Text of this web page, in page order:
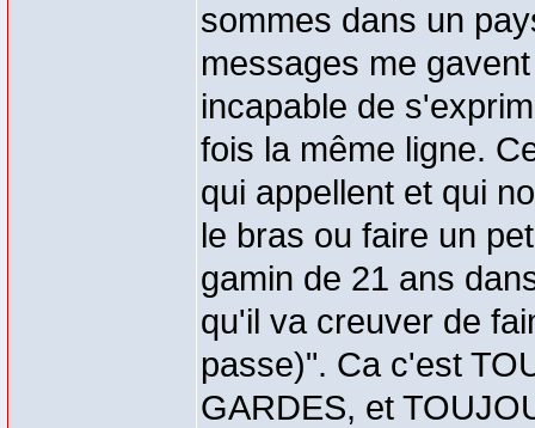
sommes dans un
messages me
incapable de
fois la même ligne.
qui appellent et qui
le bras ou faire un
gamin de 21 ans
qu'il va creuver de
passe)". Ca c'est
GARDES, et